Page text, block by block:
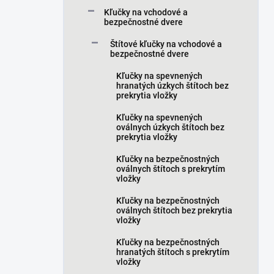
Kľučky na vchodové a
bezpečnostné dvere
Štítové kľučky na vchodové a
bezpečnostné dvere
Kľučky na spevnených
hranatých úzkych štítoch bez
prekrytia vložky
Kľučky na spevnených
oválnych úzkych štítoch bez
prekrytia vložky
Kľučky na bezpečnostných
oválnych štítoch s prekrytím
vložky
Kľučky na bezpečnostných
oválnych štítoch bez prekrytia
vložky
Kľučky na bezpečnostných
hranatých štítoch s prekrytím
vložky